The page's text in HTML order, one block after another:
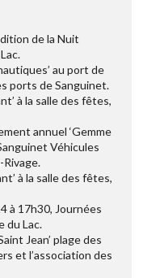
de la Nuit
au port de
ports de Sanguinet.
à la salle des fêtes,
annuel ‘Gemme
Véhicules
Rivage.
à la salle des fêtes,
à 17h30, Journées
du Lac.
Jean’ plage des
et l’association des